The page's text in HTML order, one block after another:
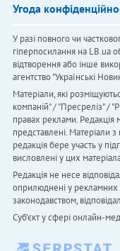
Угода
У разі повного чи
гіперпосилання на LB.ua
відтворення або інше
агентство "Українськi
Матеріали, які
компаній" / "Пресреліз" /
правах реклами. Редакція
представлені.
редакція бере участь у
висловлені у цих
Редакція не несе
оприлюднені у рекламних
законодавством,
Cуб'єкт у сфері онлайн-